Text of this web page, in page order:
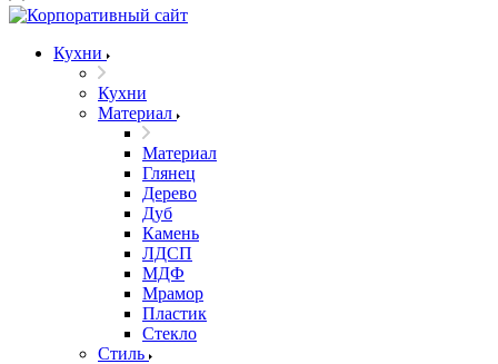
Кухни
Кухни
Материал
Материал
Глянец
Дерево
Дуб
Камень
ЛДСП
МДФ
Мрамор
Пластик
Стекло
Стиль